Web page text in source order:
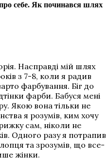
себе. Як починався шлях
Насправді мій шлях
з 7-8, коли я радив
фарбування. Біг до
фарби. Бабуся мені
Якою вона тільки не
я розумів, ким хочу
сам, ніколи не
Одного разу я потрапив
та зрозумів, що все-
жінки.